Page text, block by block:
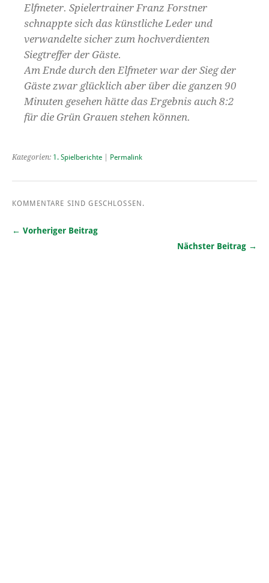
Elfmeter. Spielertrainer Franz Forstner
schnappte sich das künstliche Leder und
verwandelte sicher zum hochverdienten
Siegtreffer der Gäste.
Am Ende durch den Elfmeter war der Sieg der
Gäste zwar glücklich aber über die ganzen 90
Minuten gesehen hätte das Ergebnis auch 8:2
für die Grün Grauen stehen können.
Kategorien: 1. Spielberichte Permalink
KOMMENTARE SIND GESCHLOSSEN.
← Vorheriger Beitrag
Nächster Beitrag →